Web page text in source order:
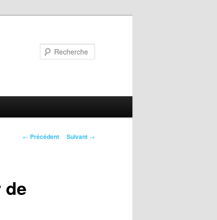
Navigation
← Précédent Suivant →
de